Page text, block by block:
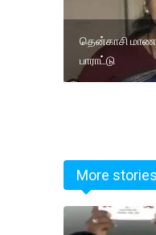
தென்காசி
பாராட்டு
More stories